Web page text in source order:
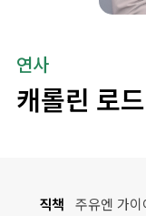
연사
캐롤린 로
직책 주유엔 가